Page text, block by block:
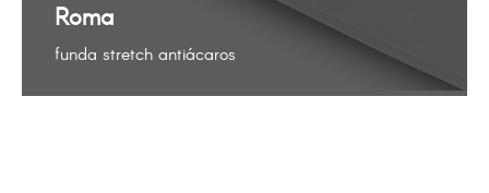
Roma
funda stretch antiácaros